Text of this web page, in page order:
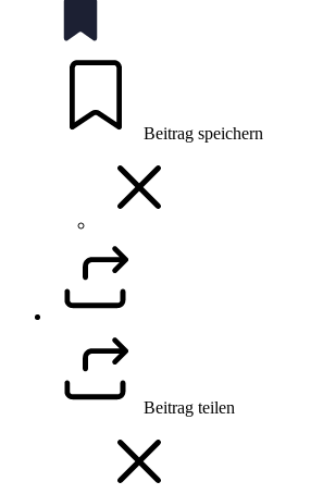
Beitrag speichern
Beitrag teilen